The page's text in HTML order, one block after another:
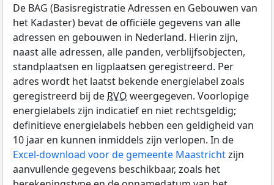
De BAG (Basisregistratie Adressen en Gebouwen van
het Kadaster) bevat de officiële gegevens van alle
adressen en gebouwen in Nederland. Hierin zijn,
naast alle adressen, alle panden, verblijfsobjecten,
standplaatsen en ligplaatsen geregistreerd. Per
adres wordt het laatst bekende energielabel zoals
geregistreerd bij de RVO weergegeven. Voorlopige
energielabels zijn indicatief en niet rechtsgeldig;
definitieve energielabels hebben een geldigheid van
10 jaar en kunnen inmiddels zijn verlopen. In de
Excel-download voor de gemeente Maastrichtzijn
aanvullende gegevens beschikbaar, zoals het